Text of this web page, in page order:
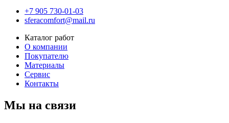
+7 905 730-01-03
sferacomfort@mail.ru
Каталог работ
О компании
Покупателю
Материалы
Сервис
Контакты
Мы на связи